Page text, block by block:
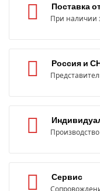
Поставка
При наличии
Россия и
Сервис